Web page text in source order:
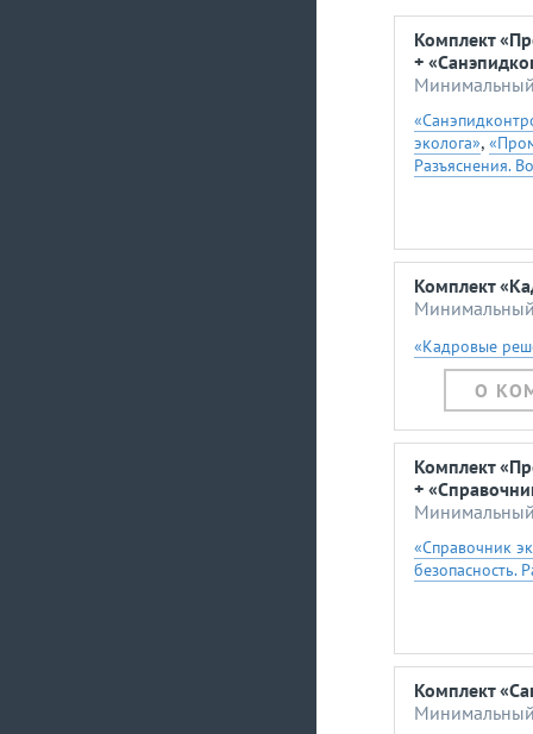
Комплект
+
эколога»,
Разъяснения.
Комплект
«Кадровые
О
Комплект
+
«Справочник
безопасность.
Комплект